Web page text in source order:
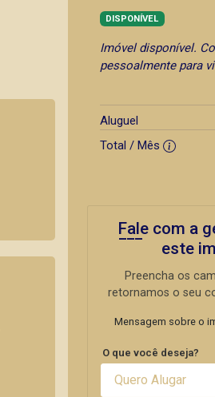
DISPONÍVEL
Imóvel disponível.
pessoalmente para
Aluguel
Total / Mês
Fale com a
este
Preencha os
retornamos o seu
Mensagem sobre o
O que você deseja?
Quero Alugar